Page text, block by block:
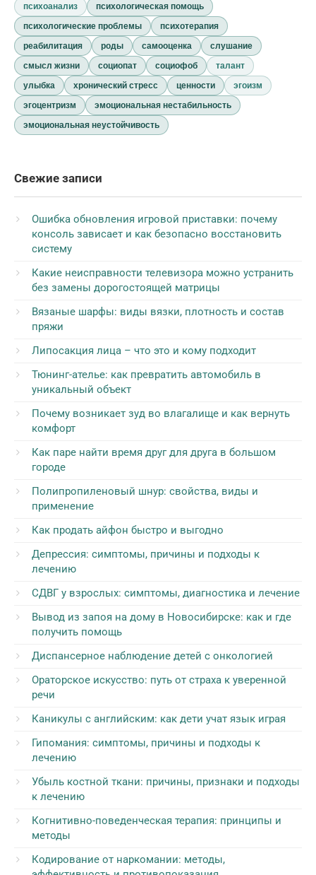
психоанализ
психологическая помощь
психологические проблемы
психотерапия
реабилитация
роды самооценка
слушание
смысл жизни
социопат социофоб
талант
улыбка
хронический стресс ценности
эгоизм
эгоцентризм
эмоциональная нестабильность
эмоциональная неустойчивость
Свежие записи
Ошибка обновления игровой приставки: почему
консоль зависает и как безопасно восстановить
систему
Какие неисправности телевизора можно устранить
без замены дорогостоящей матрицы
Вязаные шарфы: виды вязки, плотность и состав
пряжи
Липосакция лица – что это и кому подходит
Тюнинг-ателье: как превратить автомобиль в
уникальный объект
Почему возникает зуд во влагалище и как вернуть
комфорт
Как паре найти время друг для друга в большом
городе
Полипропиленовый шнур: свойства, виды и
применение
Как продать айфон быстро и выгодно
Депрессия: симптомы, причины и подходы к
лечению
СДВГ у взрослых: симптомы, диагностика и лечение
Вывод из запоя на дому в Новосибирске: как и где
получить помощь
Диспансерное наблюдение детей с онкологией
Ораторское искусство: путь от страха к уверенной
речи
Каникулы с английским: как дети учат язык играя
Гипомания: симптомы, причины и подходы к
лечению
Убыль костной ткани: причины, признаки и подходы
к лечению
Когнитивно-поведенческая терапия: принципы и
методы
Кодирование от наркомании: методы,